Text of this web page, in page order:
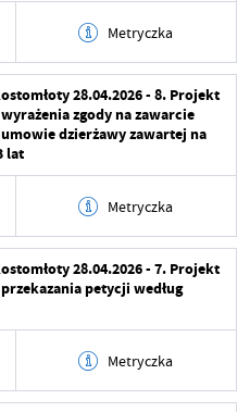
2026-04-23 10:18:01
Maja Żurawek
Metryczka
Maja Żurawek
2026-04-23 10:17:08
28.04.2026 - 8. Projekt
zgody na zawarcie
dzierżawy zawartej na
lat
Metryczka
28.04.2026 - 7. Projekt
petycji według
Metryczka